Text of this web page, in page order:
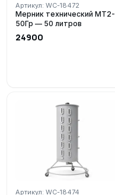
Артикул: WC-18472
Мерник технический МТ2-
50Гр — 50 литров
24900
Артикул: WC-18474